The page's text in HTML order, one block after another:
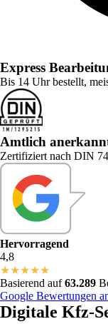
Express
Bis 14 Uhr bestellt,
Amtlich
Zertifiziert nach DIN
Hervorragend
4,8
★★★★★
Basierend auf63.289
Google Bewertungen
Digitale Kfz-